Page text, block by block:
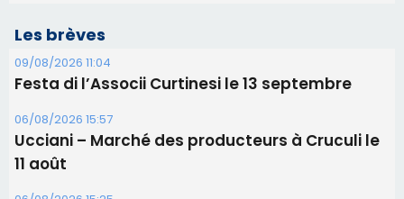
06/08/2026 15:25
Corte – L’association A Nuciola organise une
projection sous les étoiles
06/08/2026 15:04
Alata - Soirée Tango Argentin au stade de San
Benedetto
05/08/2026 09:53